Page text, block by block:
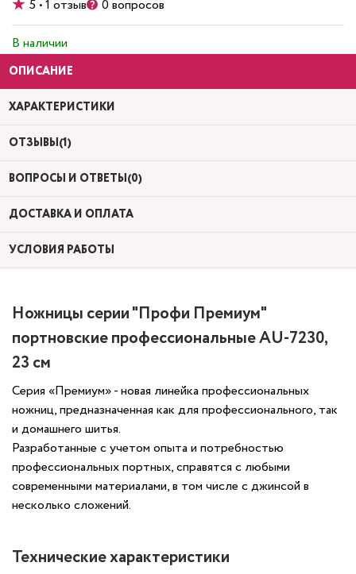
5 • 1 отзыв 0 вопросов
В наличии
ОПИСАНИЕ
ХАРАКТЕРИСТИКИ
ОТЗЫВЫ(1)
ВОПРОСЫ И ОТВЕТЫ(0)
ДОСТАВКА И ОПЛАТА
УСЛОВИЯ РАБОТЫ
Ножницы серии "Профи Премиум"
портновские профессиональные AU-7230,
23 см
Серия «Премиум» - новая линейка профессиональных
ножниц, предназначенная как для профессионального, так
и домашнего шитья.
Разработанные с учетом опыта и потребностью
профессиональных портных, справятся с любыми
современными материалами, в том числе с джинсой в
несколько сложений.
Технические характеристики